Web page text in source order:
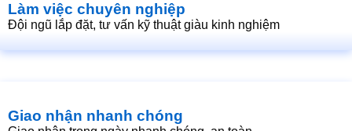
Làm việc chuyên nghiệp
Đội ngũ lắp đặt, tư vấn kỹ thuật giàu kinh nghiệm
Giao nhận nhanh chóng